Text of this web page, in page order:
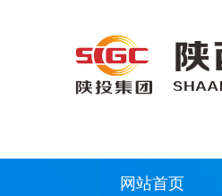
网站首页